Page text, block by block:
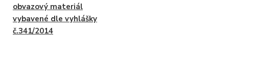
obvazový materiál
vybavené dle vyhlášky
č.341/2014